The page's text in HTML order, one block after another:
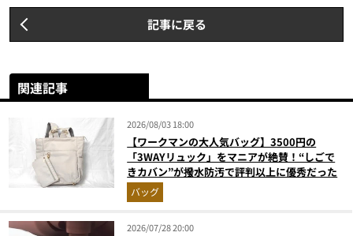
記事に戻る
関連記事
2026/08/03 18:00
【ワークマンの大人気バッグ】3500円の
「3WAYリュック」をマニアが絶賛！“しごで
きカバン”が撥水防汚で評判以上に優秀だった
バッグ
2026/07/28 20:00